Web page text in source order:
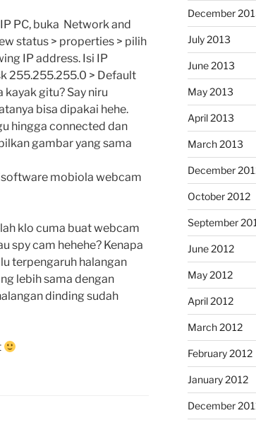
PC, buka Network and
status > properties > pilih
IP address. Isi IP
255.255.255.0 > Default
kayak gitu? Say niru
bisa dipakai hehe.
hingga connected dan
gambar yang sama
mobiola webcam
klo cuma buat webcam
spy cam hehehe? Kenapa
terpengaruh halangan
lebih sama dengan
dinding sudah
December
July 2013
June 2013
May 2013
April 2013
March 2013
December
October 2012
September
June 2012
May 2012
April 2012
March 2012
February 2012
January 2012
December